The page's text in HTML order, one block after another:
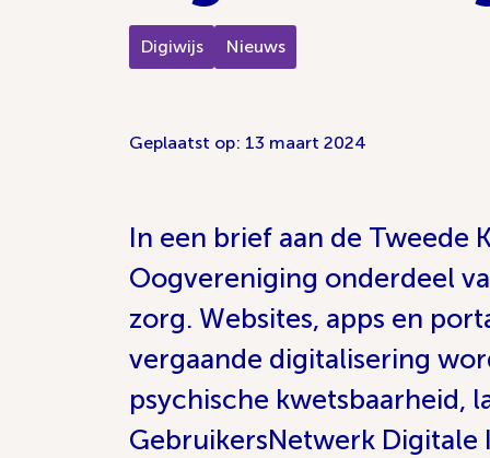
Digiwijs Nieuws
Geplaatst op: 13 maart 2024
In een brief aan de Tweede
Oogvereniging onderdeel
zorg. Websites, apps en
vergaande digitalisering
psychische kwetsbaarheid,
GebruikersNetwerk Digitale